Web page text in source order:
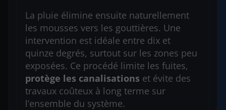
La pluie élimine ensuite naturellement
les mousses vers les gouttières. Une
intervention est idéale entre dix et
quinze degrés, surtout sur les zones peu
exposées. Ce procédé limite les fuites,
protège les canalisations et évite des
travaux coûteux à long terme sur
l’ensemble du système.